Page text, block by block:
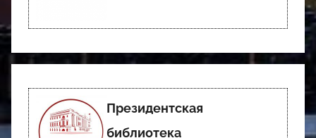
Президентская
библиотека